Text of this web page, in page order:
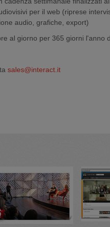
per il web (riprese
audio, grafiche, export)
al giorno per 365 giorni l'anno
sales@interact.it